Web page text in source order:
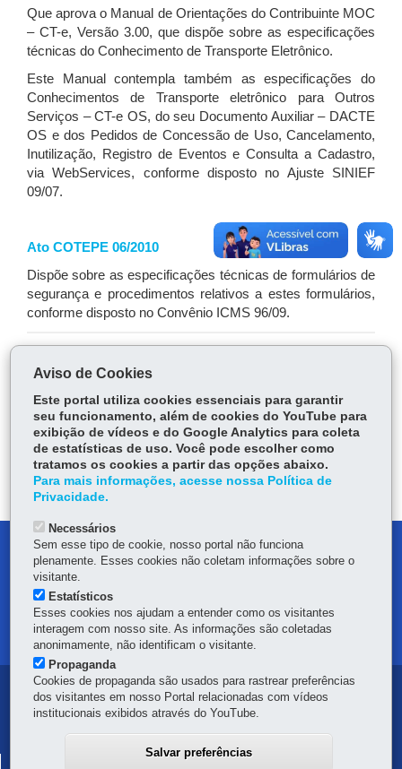
Que aprova o Manual de Orientações do Contribuinte MOC
– CT-e, Versão 3.00, que dispõe sobre as especificações
técnicas do Conhecimento de Transporte Eletrônico.
Este Manual contempla também as especificações do
Conhecimentos de Transporte eletrônico para Outros
Serviços – CT-e OS, do seu Documento Auxiliar – DACTE
OS e dos Pedidos de Concessão de Uso, Cancelamento,
Inutilização, Registro de Eventos e Consulta a Cadastro,
via WebServices, conforme disposto no Ajuste SINIEF
09/07.
Ato COTEPE 06/2010
Dispõe sobre as especificações técnicas de formulários de
segurança e procedimentos relativos a estes formulários,
conforme disposto no Convênio ICMS 96/09.
Fa
ce
bo
ok
Tw
itt
er
W
ha
ts
Ap
p
Voltar Início Imprimir Baixar
MAPA DO SITE
DENUNCIE CORRUPÇÃO
Navegação
principal
SISTEMA PÚBLICO DE ESCRITURAÇÃO DIGITAL
Aviso de Cookies
Este portal utiliza cookies essenciais para garantir
seu funcionamento, além de cookies do YouTube para
exibição de vídeos e do Google Analytics para coleta
de estatísticas de uso. Você pode escolher como
tratamos os cookies a partir das opções abaixo.
Para mais informações, acesse nossa Política de
Privacidade.
Necessários
Sem esse tipo de cookie, nosso portal não funciona
plenamente. Esses cookies não coletam informações sobre o
visitante.
Estatísticos
Esses cookies nos ajudam a entender como os visitantes
interagem com nosso site. As informações são coletadas
anonimamente, não identificam o visitante.
Propaganda
Cookies de propaganda são usados para rastrear preferências
dos visitantes em nosso Portal relacionadas com vídeos
institucionais exibidos através do YouTube.
Salvar preferências